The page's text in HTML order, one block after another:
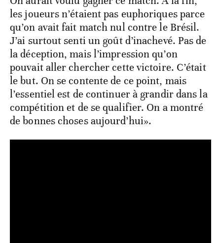
les joueurs n’étaient pas euphoriques parce
qu’on avait fait match nul contre le Brésil.
J’ai surtout senti un goût d’inachevé. Pas de
la déception, mais l’impression qu’on
pouvait aller chercher cette victoire. C’était
le but. On se contente de ce point, mais
l’essentiel est de continuer à grandir dans la
compétition et de se qualifier. On a montré
de bonnes choses aujourd’hui».